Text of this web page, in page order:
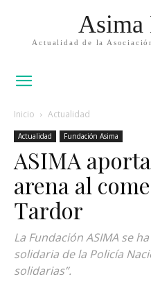
Asima
Actualidad de la
Inicio Actualidad
Actualidad Fundación Asima
ASIMA
arena al
Tardor
La Fundación ASIMA se
solidaria de la Policía
solidarias”.